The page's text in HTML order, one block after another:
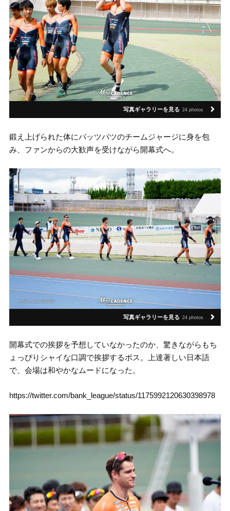
写真ギャラリーを見る 24 photos
鍛え上げられた体にパッツパツのチームジャージに身を包
み、ファンからの大歓声を受けながら開幕式へ。
写真ギャラリーを見る 24 photos
開幕式での挨拶を予想していなかったのか、驚きながらもち
ょっぴりシャイな口調で挨拶するボス。上達著しい日本語
で、会場は和やかなムードになった。
https://twitter.com/bank_league/status/1175992120630398978